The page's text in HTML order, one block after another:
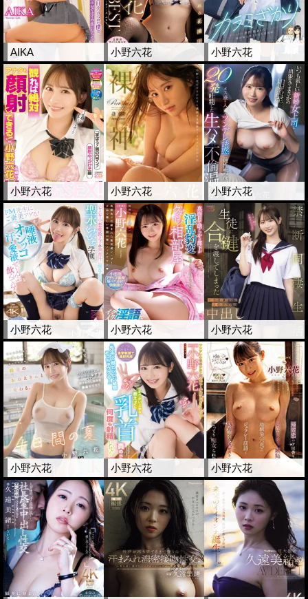
AIKA 小野六花 小野六花
小野六花 小野六花 小野六花
小野六花 小野六花 小野六花
小野六花 小野六花 小野六花